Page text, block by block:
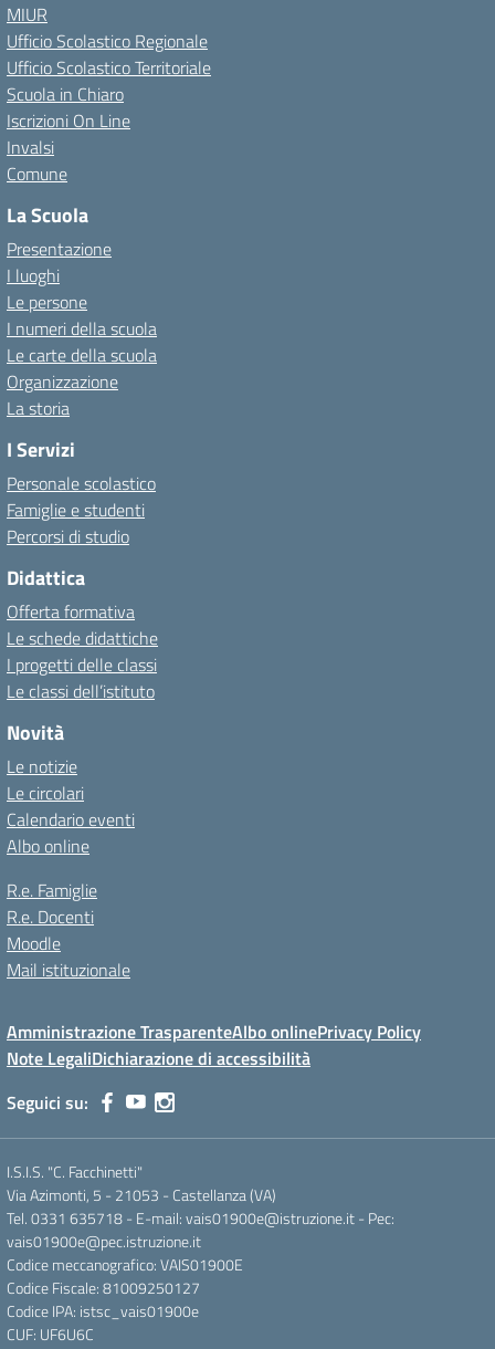
MIUR
Ufficio Scolastico Regionale
Ufficio Scolastico Territoriale
Scuola in Chiaro
Iscrizioni On Line
Invalsi
Comune
La Scuola
Presentazione
I luoghi
Le persone
I numeri della scuola
Le carte della scuola
Organizzazione
La storia
I Servizi
Personale scolastico
Famiglie e studenti
Percorsi di studio
Didattica
Offerta formativa
Le schede didattiche
I progetti delle classi
Le classi dell’istituto
Novità
Le notizie
Le circolari
Calendario eventi
Albo online
R.e. Famiglie
R.e. Docenti
Moodle
Mail istituzionale
Amministrazione TrasparenteAlbo onlinePrivacy Policy
Note LegaliDichiarazione di accessibilità
Seguici su:
I.S.I.S. "C. Facchinetti"
Via Azimonti, 5 - 21053 - Castellanza (VA)
Tel. 0331 635718 - E-mail: vais01900e@istruzione.it - Pec:
vais01900e@pec.istruzione.it
Codice meccanografico: VAIS01900E
Codice Fiscale: 81009250127
Codice IPA: istsc_vais01900e
CUF: UF6U6C